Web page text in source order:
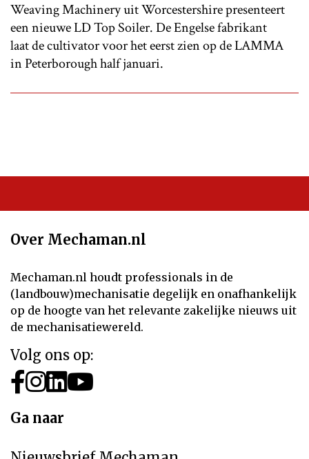
Weaving Machinery uit Worcestershire presenteert
een nieuwe LD Top Soiler. De Engelse fabrikant
laat de cultivator voor het eerst zien op de LAMMA
in Peterborough half januari.
Over Mechaman.nl
Mechaman.nl houdt professionals in de
(landbouw)mechanisatie degelijk en onafhankelijk
op de hoogte van het relevante zakelijke nieuws uit
de mechanisatiewereld.
Volg ons op:
Ga naar